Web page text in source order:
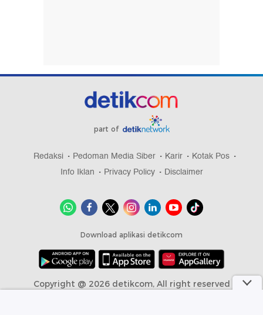
part of
Redaksi Pedoman Media Siber Karir
Kotak Pos
Info Iklan
Privacy Policy Disclaimer
Download aplikasi detikcom
Copyright @ 2026 detikcom, All right reserved